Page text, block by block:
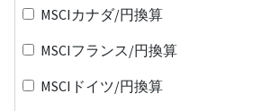
MSCIカナダ/円換算
MSCIフランス/円換算
MSCIドイツ/円換算